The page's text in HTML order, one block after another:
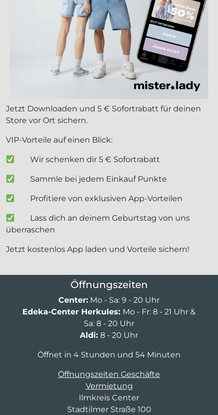
Jetzt Downloaden und 5 € Sofortrabatt für deinen
Store vor Ort sichern.
VIP-Vorteile auf einen Blick:
Wir schenken dir 5 € Sofortrabatt
Sammle bei jedem Einkauf Punkte
Profitiere von exklusiven App-Vorteilen
Lass dich an deinem Geburtstag von uns
überraschen
Jetzt kostenlos App laden und Vorteile sichern!
Öffnungszeiten
Center: Mo - Sa: 9 - 20 Uhr
Edeka-Center Herkules: Mo - Fr: 8 - 21 Uhr &
Sa: 8 - 20 Uhr
Aldi: 8 - 20 Uhr
Öffnet in 4 Stunden und 54 Minuten
Öffnungszeiten Geschäfte
Vermietung
Ilmkreis Center
Stadtilmer Straße 100